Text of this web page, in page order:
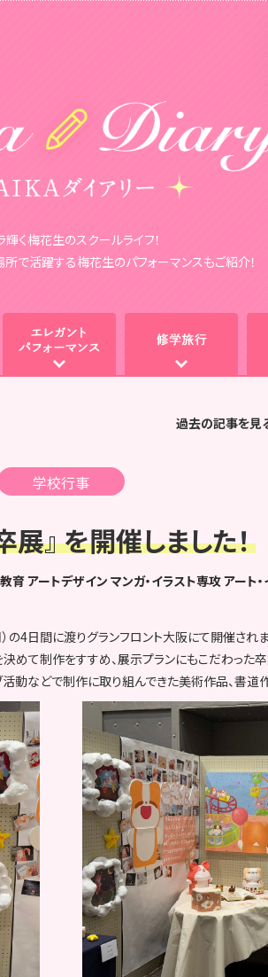
輝く梅花生のスクールライフ！
で活躍する梅花生のパフォーマンスもご紹介！
過去の記事を見
学校行事
展』 を開催しました！
育アートデザイン マンガ・イラスト専攻アート
の4日間に渡りグランフロント大阪にて開催されま
めて制作をすすめ、展示プランにもこだわった
動などで制作に取り組んできた美術作品、書道